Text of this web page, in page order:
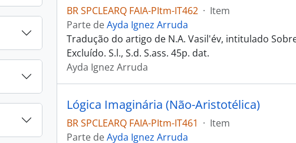
BR SPCLEARQ FAIA-PItm-IT462 · Item
Parte deAyda Ignez Arruda
Tradução do artigo de N.A. Vasil'év, intitulado
Excluído. S.l., S.d. S.ass. 45p. dat.
Ayda Ignez Arruda
Lógica Imaginária (Não-Aristotélica)
BR SPCLEARQ FAIA-PItm-IT461 · Item
Parte deAyda Ignez Arruda